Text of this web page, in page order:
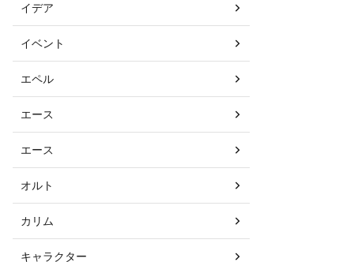
イデア
イベント
エペル
エース
エース
オルト
カリム
キャラクター